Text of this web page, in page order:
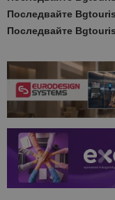
Последвайте
Последвайте